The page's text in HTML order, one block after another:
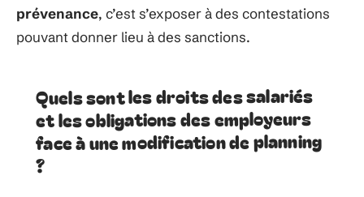
prévenance, c’est s’exposer à des contestations
pouvant donner lieu à des sanctions.
Quels sont les droits des salariés
et les obligations des employeurs
face à une modification de planning
?